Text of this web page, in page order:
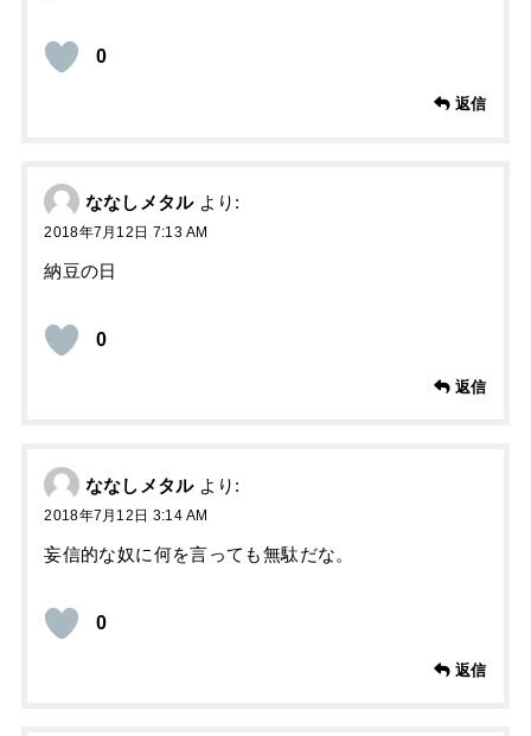
0
返信
ななしメタル より:
2018年7月12日 7:13 AM
納豆の日
0
返信
ななしメタル より:
2018年7月12日 3:14 AM
妄信的な奴に何を言っても無駄だな。
0
返信